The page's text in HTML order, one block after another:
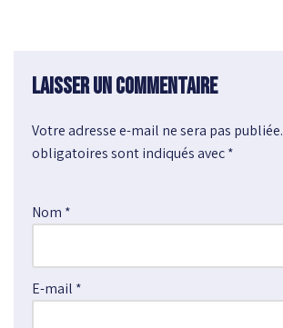
Laisser un commentaire
Votre adresse e-mail ne sera pas publiée.
obligatoires sont indiqués avec*
Nom *
E-mail *
A
l
r
a
t